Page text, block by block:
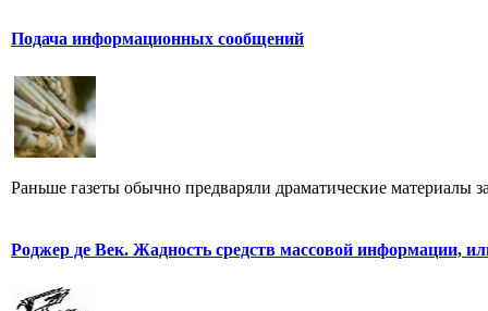
Подача информационных сообщений
Раньше газеты обычно предваряли драматические материалы
Роджер де Век. Жадность средств массовой информации,